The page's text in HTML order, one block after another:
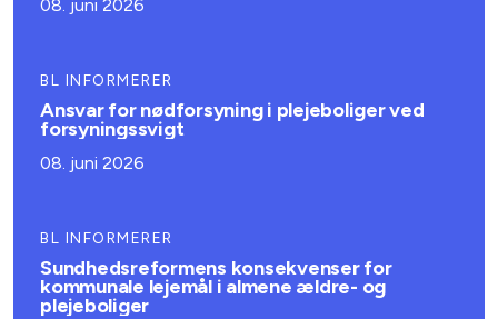
08. juni 2026
BL INFORMERER
Ansvar for nødforsyning i plejeboliger ved
forsyningssvigt
08. juni 2026
BL INFORMERER
Sundhedsreformens konsekvenser for
kommunale lejemål i almene ældre- og
plejeboliger